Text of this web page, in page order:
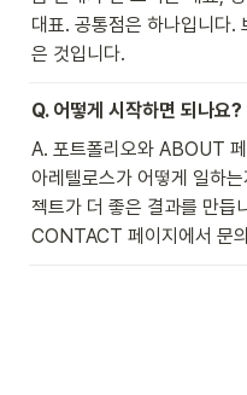
대표. 공통점은 하나입니다.
은 것입니다.
Q. 어떻게 시작하면 되나요?
A. 포트폴리오와 ABOUT
아레텔로스가 어떻게 일하
젝트가 더 좋은 결과를 만듭
CONTACT 페이지에서 문